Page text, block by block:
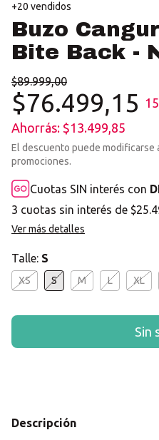
+20 vendidos
Buzo
Bite Back -
$89.999,00
$76.499,15 15
Ahorrás: $13.499,85
El descuento puede modificarse
promociones.
Cuotas SIN interés con
3 cuotas sin interés de
Ver más detalles
Talle: S
XS S M L XL
Descripción